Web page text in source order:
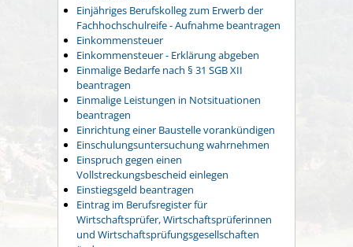
Einjähriges Berufskolleg zum Erwerb der
Fachhochschulreife - Aufnahme beantragen
Einkommensteuer
Einkommensteuer - Erklärung abgeben
Einmalige Bedarfe nach § 31 SGB XII
beantragen
Einmalige Leistungen in Notsituationen
beantragen
Einrichtung einer Baustelle vorankündigen
Einschulungsuntersuchung wahrnehmen
Einspruch gegen einen
Vollstreckungsbescheid einlegen
Einstiegsgeld beantragen
Eintrag im Berufsregister für
Wirtschaftsprüfer, Wirtschaftsprüferinnen
und Wirtschaftsprüfungsgesellschaften